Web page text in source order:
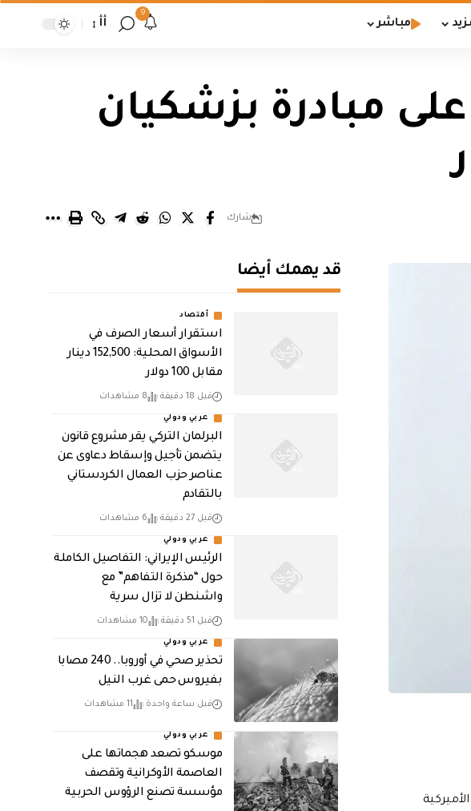
مباشر
9
أأ
مبادرة بزشكيان
شارك
قد يهمك أيضا
أقتصاد
استقرار أسعار الصرف في
الأسواق المحلية: 152,500 دينار
مقابل 100 دولار
قبل 18 دقيقة 8 مشاهدات
عربي ودولي
البرلمان التركي يقر مشروع قانون
يتضمن تأجيل وإسقاط دعاوى عن
عناصر حزب العمال الكردستاني
بالتقادم
قبل 27 دقيقة 6 مشاهدات
عربي ودولي
الرئيس الإيراني: التفاصيل الكاملة
حول “مذكرة التفاهم” مع
واشنطن لا تزال سرية
قبل 51 دقيقة 10 مشاهدات
عربي ودولي
تحذير صحي في أوروبا.. 240 مصابا
بفيروس حمى غرب النيل
قبل ساعة واحدة 11 مشاهدات
عربي ودولي
موسكو تصعد هجماتها على
العاصمة الأوكرانية وتقصف
مؤسسة تصنع الرؤوس الحربية